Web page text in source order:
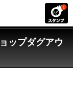
ップダグアウ